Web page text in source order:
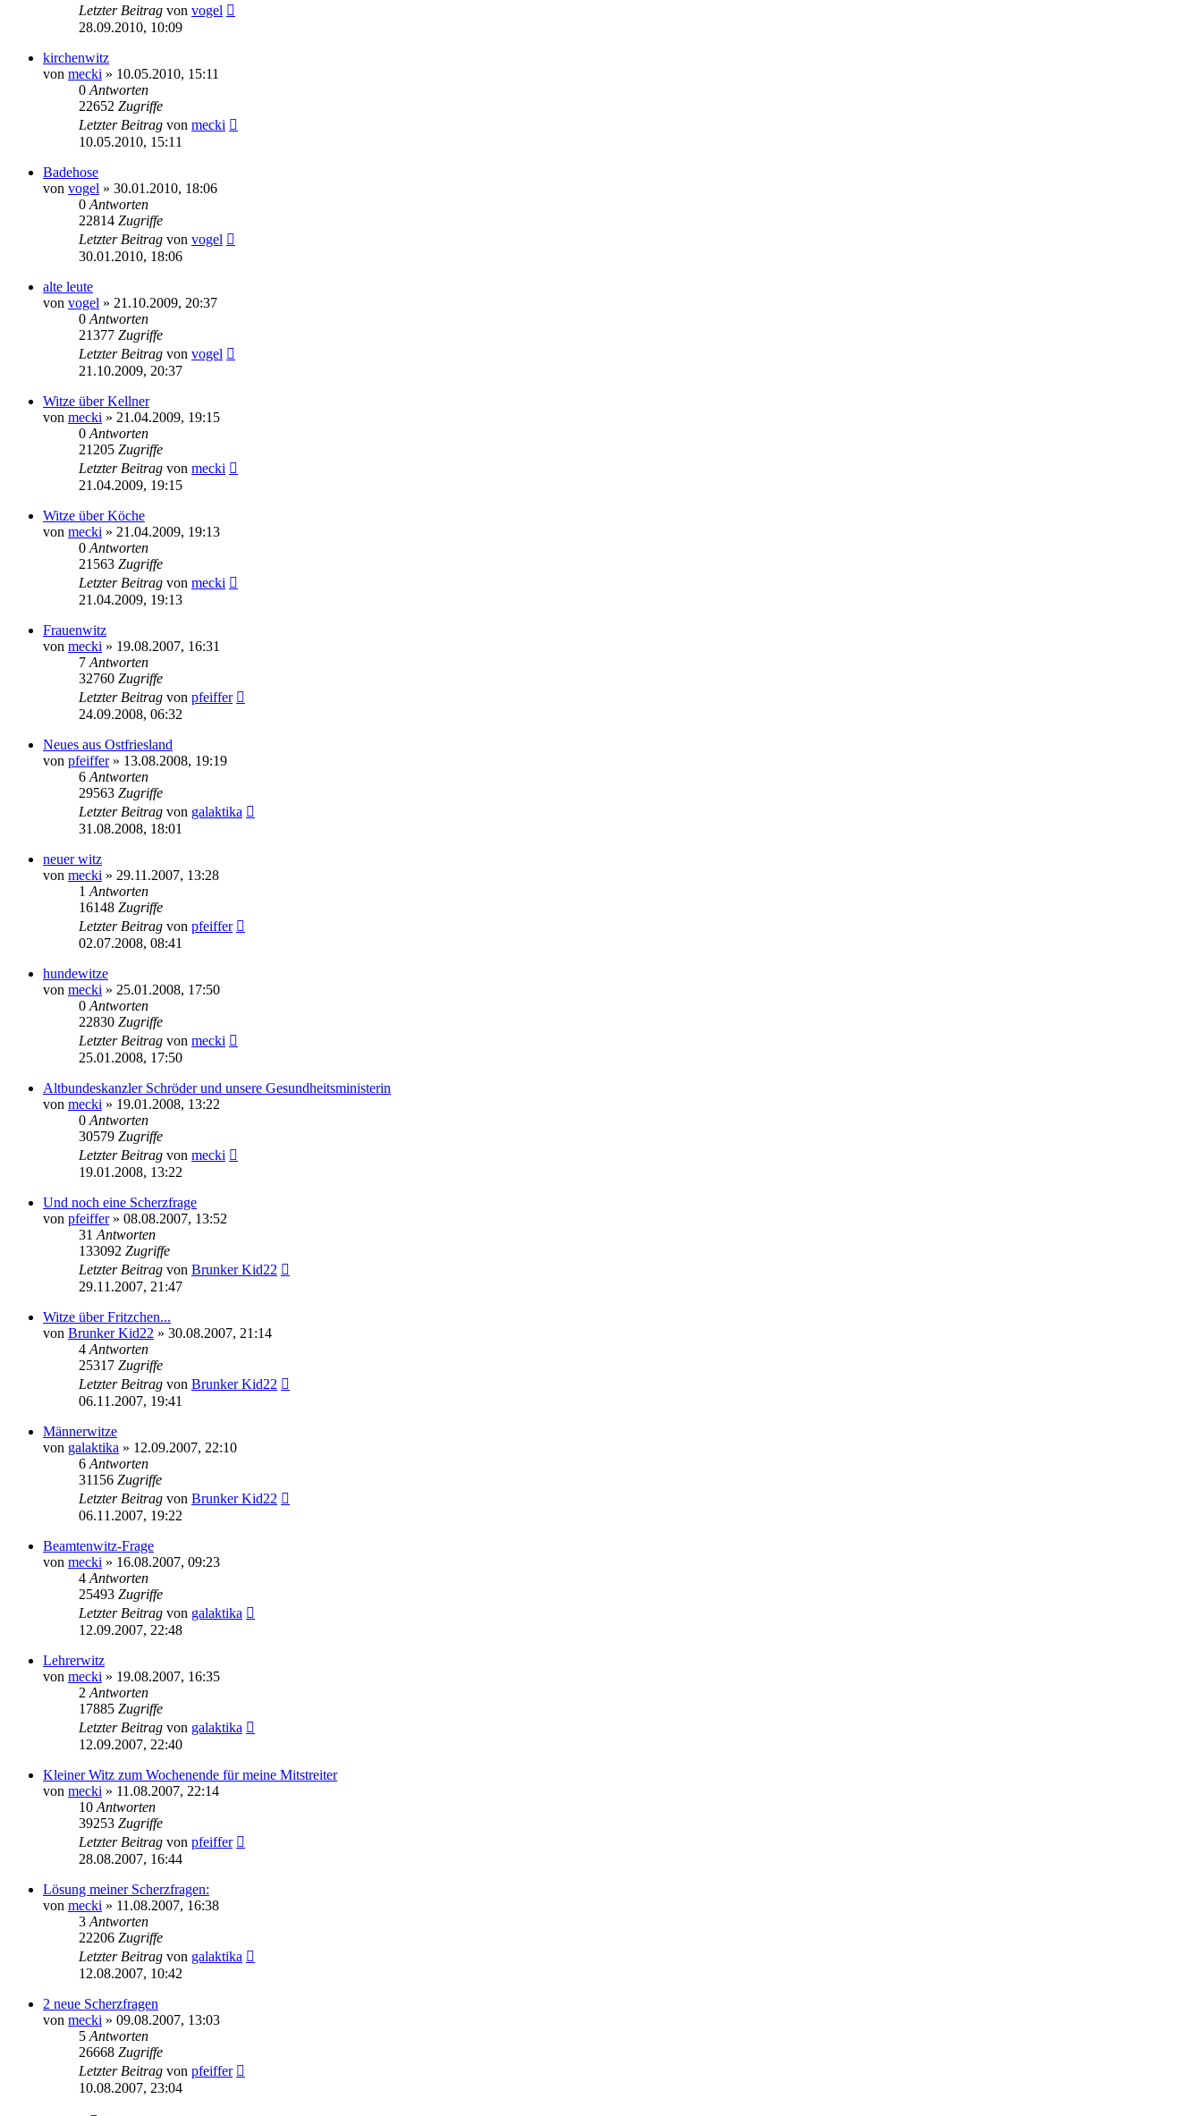
Letzter Beitrag von vogel
28.09.2010, 10:09
kirchenwitz
von mecki » 10.05.2010, 15:11
0 Antworten
22652 Zugriffe
Letzter Beitrag von mecki
10.05.2010, 15:11
Badehose
von vogel » 30.01.2010, 18:06
0 Antworten
22814 Zugriffe
Letzter Beitrag von vogel
30.01.2010, 18:06
alte leute
von vogel » 21.10.2009, 20:37
0 Antworten
21377 Zugriffe
Letzter Beitrag von vogel
21.10.2009, 20:37
Witze über Kellner
von mecki » 21.04.2009, 19:15
0 Antworten
21205 Zugriffe
Letzter Beitrag von mecki
21.04.2009, 19:15
Witze über Köche
von mecki » 21.04.2009, 19:13
0 Antworten
21563 Zugriffe
Letzter Beitrag von mecki
21.04.2009, 19:13
Frauenwitz
von mecki » 19.08.2007, 16:31
7 Antworten
32760 Zugriffe
Letzter Beitrag von pfeiffer
24.09.2008, 06:32
Neues aus Ostfriesland
von pfeiffer» 13.08.2008, 19:19
6 Antworten
29563 Zugriffe
Letzter Beitrag von galaktika
31.08.2008, 18:01
neuer witz
von mecki » 29.11.2007, 13:28
1 Antworten
16148 Zugriffe
Letzter Beitrag von pfeiffer
02.07.2008, 08:41
hundewitze
von mecki » 25.01.2008, 17:50
0 Antworten
22830 Zugriffe
Letzter Beitrag von mecki
25.01.2008, 17:50
Altbundeskanzler Schröder und unsere Gesundheitsministerin
von mecki » 19.01.2008, 13:22
0 Antworten
30579 Zugriffe
Letzter Beitrag von mecki
19.01.2008, 13:22
Und noch eine Scherzfrage
von pfeiffer» 08.08.2007, 13:52
31 Antworten
133092 Zugriffe
Letzter Beitrag von Brunker Kid22
29.11.2007, 21:47
Witze über Fritzchen...
von Brunker Kid22 » 30.08.2007, 21:14
4 Antworten
25317 Zugriffe
Letzter Beitrag von Brunker Kid22
06.11.2007, 19:41
Männerwitze
von galaktika » 12.09.2007, 22:10
6 Antworten
31156 Zugriffe
Letzter Beitrag von Brunker Kid22
06.11.2007, 19:22
Beamtenwitz-Frage
von mecki » 16.08.2007, 09:23
4 Antworten
25493 Zugriffe
Letzter Beitrag von galaktika
12.09.2007, 22:48
Lehrerwitz
von mecki » 19.08.2007, 16:35
2 Antworten
17885 Zugriffe
Letzter Beitrag von galaktika
12.09.2007, 22:40
Kleiner Witz zum Wochenende für meine Mitstreiter
von mecki » 11.08.2007, 22:14
10 Antworten
39253 Zugriffe
Letzter Beitrag von pfeiffer
28.08.2007, 16:44
Lösung meiner Scherzfragen:
von mecki » 11.08.2007, 16:38
3 Antworten
22206 Zugriffe
Letzter Beitrag von galaktika
12.08.2007, 10:42
2 neue Scherzfragen
von mecki » 09.08.2007, 13:03
5 Antworten
26668 Zugriffe
Letzter Beitrag von pfeiffer
10.08.2007, 23:04